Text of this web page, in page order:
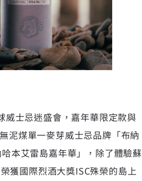
士忌迷盛會，嘉年華限定款與
泥煤單一麥芽威士忌品牌「布納
本艾雷島嘉年華」，除了體驗蘇
獲國際烈酒大獎ISC殊榮的島上